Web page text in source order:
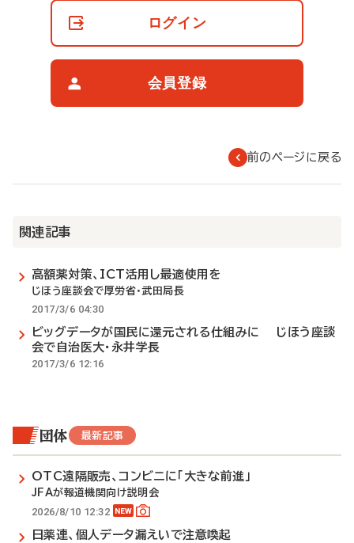
ログイン
会員登録
前のページに戻る
関連記事
高額薬対策、ICT活用し最適使用を
じほう座談会で厚労省・武田局長
2017/3/6 04:30
ビッグデータが国民に還元される仕組みに じほう座談
会で自治医大・永井学長
2017/3/6 12:16
団体 最新記事
OTC遠隔販売、コンビニに「大きな前進」
JFAが報道機関向け説明会
2026/8/10 12:32
日薬連、個人データ漏えいで注意喚起